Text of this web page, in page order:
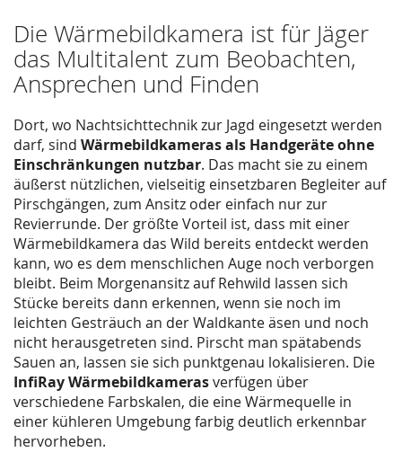
Die Wärmebildkamera ist für Jäger
das Multitalent zum Beobachten,
Ansprechen und Finden
Dort, wo Nachtsichttechnik zur Jagd eingesetzt werden
darf, sind Wärmebildkameras als Handgeräte ohne
Einschränkungen nutzbar. Das macht sie zu einem
äußerst nützlichen, vielseitig einsetzbaren Begleiter auf
Pirschgängen, zum Ansitz oder einfach nur zur
Revierrunde. Der größte Vorteil ist, dass mit einer
Wärmebildkamera das Wild bereits entdeckt werden
kann, wo es dem menschlichen Auge noch verborgen
bleibt. Beim Morgenansitz auf Rehwild lassen sich
Stücke bereits dann erkennen, wenn sie noch im
leichten Gesträuch an der Waldkante äsen und noch
nicht herausgetreten sind. Pirscht man spätabends
Sauen an, lassen sie sich punktgenau lokalisieren. Die
InfiRay Wärmebildkamerasverfügen über
verschiedene Farbskalen, die eine Wärmequelle in
einer kühleren Umgebung farbig deutlich erkennbar
hervorheben.